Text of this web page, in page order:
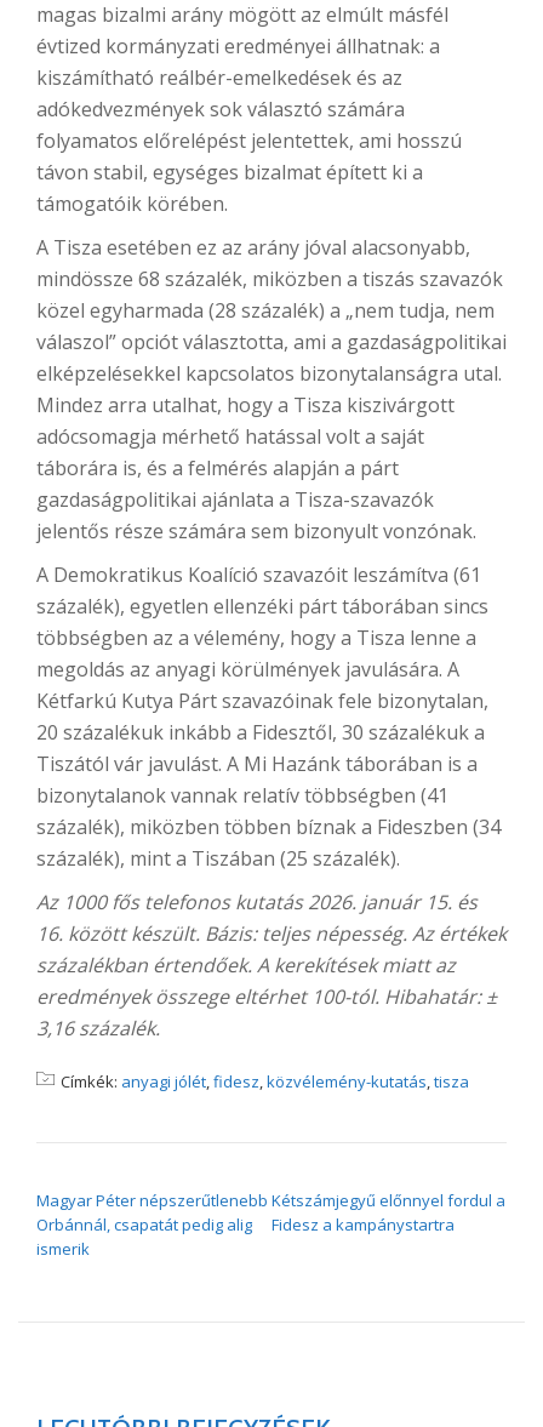
magas bizalmi arány mögött az elmúlt másfél
évtized kormányzati eredményei állhatnak: a
kiszámítható reálbér-emelkedések és az
adókedvezmények sok választó számára
folyamatos előrelépést jelentettek, ami hosszú
távon stabil, egységes bizalmat épített ki a
támogatóik körében.
A Tisza esetében ez az arány jóval alacsonyabb,
mindössze 68 százalék, miközben a tiszás szavazók
közel egyharmada (28 százalék) a „nem tudja, nem
válaszol” opciót választotta, ami a gazdaságpolitikai
elképzelésekkel kapcsolatos bizonytalanságra utal.
Mindez arra utalhat, hogy a Tisza kiszivárgott
adócsomagja mérhető hatással volt a saját
táborára is, és a felmérés alapján a párt
gazdaságpolitikai ajánlata a Tisza-szavazók
jelentős része számára sem bizonyult vonzónak.
A Demokratikus Koalíció szavazóit leszámítva (61
százalék), egyetlen ellenzéki párt táborában sincs
többségben az a vélemény, hogy a Tisza lenne a
megoldás az anyagi körülmények javulására. A
Kétfarkú Kutya Párt szavazóinak fele bizonytalan,
20 százalékuk inkább a Fidesztől, 30 százalékuk a
Tiszától vár javulást. A Mi Hazánk táborában is a
bizonytalanok vannak relatív többségben (41
százalék), miközben többen bíznak a Fideszben (34
százalék), mint a Tiszában (25 százalék).
Az 1000 fős telefonos kutatás 2026. január 15. és
16. között készült. Bázis: teljes népesség. Az értékek
százalékban értendőek. A kerekítések miatt az
eredmények összege eltérhet 100-tól. Hibahatár: ±
3,16 százalék.
Címkék: anyagi jólét,fidesz,közvélemény-kutatás,tisza
Magyar Péter népszerűtlenebb
Orbánnál, csapatát pedig alig
ismerik
Kétszámjegyű előnnyel fordul a
Fidesz a kampánystartra